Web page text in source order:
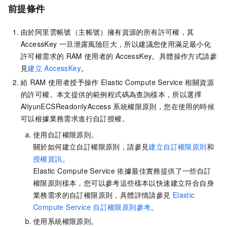
前提條件
由於阿里雲帳號（主帳號）擁有資源的所有許可權，其
AccessKey 一旦泄露風險巨大，所以建議您使用滿足最小化
許可權需求的 RAM 使用者的 AccessKey。具體操作方式請參
見建立 AccessKey。
給 RAM 使用者授予操作 Elastic Compute Service 相關資源
的許可權。本文提供的範例程式碼為查詢樣本，所以選擇
AliyunECSReadonlyAccess 系統權限原則，您在使用的時候
可以根據業務需求進行自訂授權。
使用自訂權限原則。
關於如何建立自訂權限原則，請參見建立自訂權限原則和
授權資訊。
Elastic Compute Service 依據最佳實務提供了一些自訂
權限原則樣本，您可以參考這些樣本以快速建立符合自身
業務需求的自訂權限原則，具體詳情請參見 Elastic
Compute Service 自訂權限原則參考。
使用系統權限原則。